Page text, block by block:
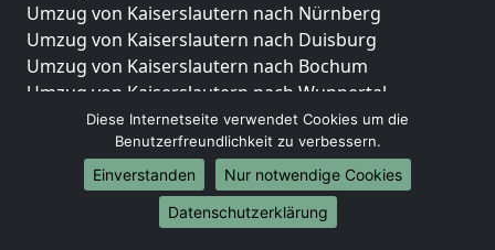
Umzug von Kaiserslautern nach Nürnberg
Umzug von Kaiserslautern nach Duisburg
Umzug von Kaiserslautern nach Bochum
Umzug von Kaiserslautern nach Wuppertal
Umzug von Kaiserslautern nach Bielefeld
Umzug von Kaiserslautern nach Bonn
Umzug von Kaiserslautern nach Münster
Internationale-Umzüge
Diese Internetseite verwendet Cookies um die
Benutzerfreundlichkeit zu verbessern.
Einverstanden
Nur notwendige Cookies
Datenschutzerklärung